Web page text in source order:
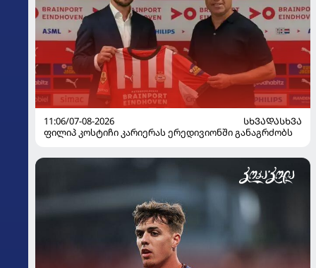
11:06/07-08-2026
ᲡᲮᲕᲐᲓᲐᲡᲮᲕᲐ
ფილიპ კოსტიჩი კარიერას ერედივიონში განაგრძობს